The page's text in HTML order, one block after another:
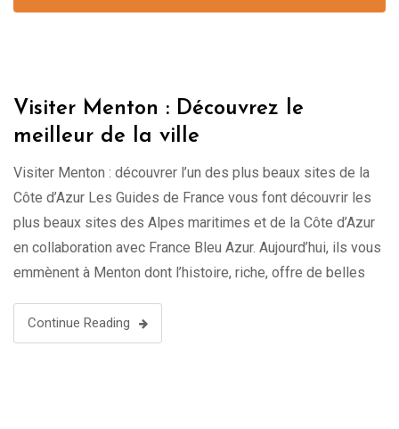
Visiter Menton : Découvrez le
meilleur de la ville
Visiter Menton : découvrer l’un des plus beaux sites de la
Côte d’Azur Les Guides de France vous font découvrir les
plus beaux sites des Alpes maritimes et de la Côte d’Azur
en collaboration avec France Bleu Azur. Aujourd’hui, ils vous
emmènent à Menton dont l’histoire, riche, offre de belles
Continue Reading